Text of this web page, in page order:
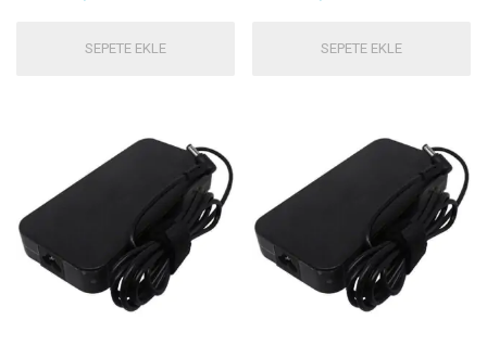
SEPETE EKLE SEPETE EKLE